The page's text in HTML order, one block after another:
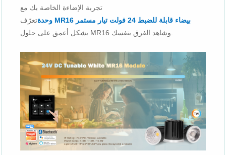
تجربة الإضاءة الخاصة بك مع
وحدة MR16 بيضاء قابلة للضبط 24 فولت تيار مستمر
تعرّف